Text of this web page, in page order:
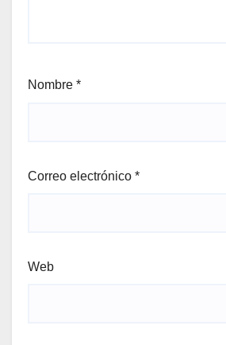
Nombre *
Correo electrónico *
Web